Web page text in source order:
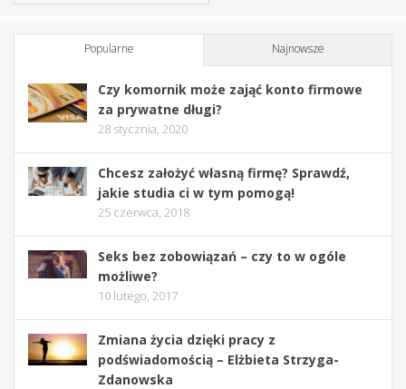
Popularne Najnowsze
Czy komornik może zająć konto firmowe
za prywatne długi?
28 stycznia, 2020
Chcesz założyć własną firmę? Sprawdź,
jakie studia ci w tym pomogą!
25 czerwca, 2018
Seks bez zobowiązań – czy to w ogóle
możliwe?
10 lutego, 2017
Zmiana życia dzięki pracy z
podświadomością – Elżbieta Strzyga-
Zdanowska